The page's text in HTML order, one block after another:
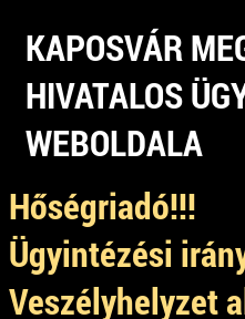
KAPOSVÁR
HIVATALOS
WEBOLDALA
Hőségriadó!!!
Ügyintézési
Veszélyhelyzet